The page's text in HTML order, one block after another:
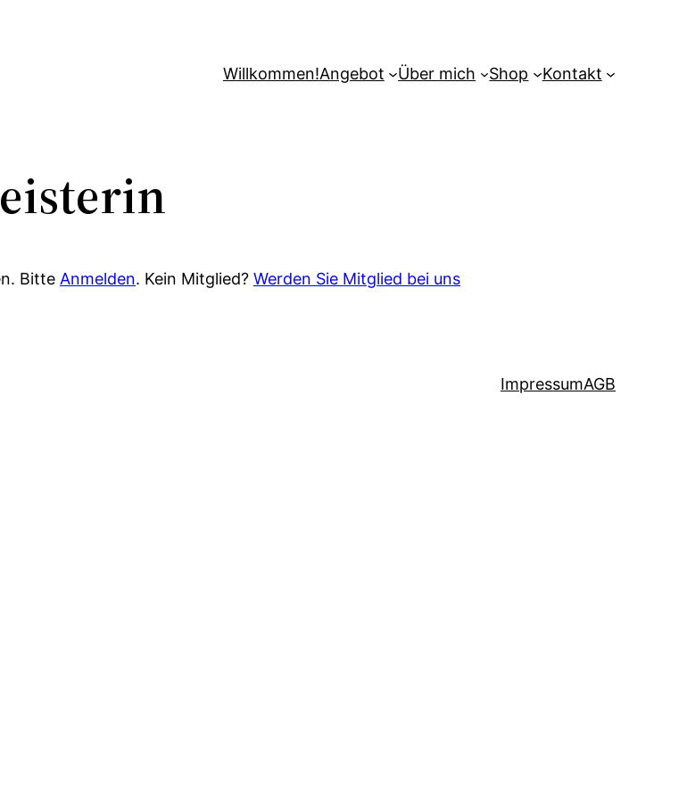
Willkommen!Angebot Über mich Shop Kontakt
Bitte Anmelden. Kein Mitglied? Werden Sie Mitglied bei uns
ImpressumAGB